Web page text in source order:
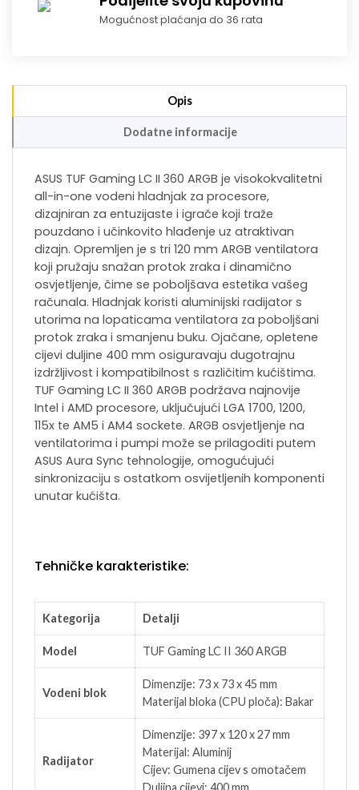
Mogućnost plaćanja do 36 rata
Opis
Dodatne informacije
ASUS TUF Gaming LC II 360 ARGB je visokokvalitetni
all-in-one vodeni hladnjak za procesore,
dizajniran za entuzijaste i igrače koji traže
pouzdano i učinkovito hlađenje uz atraktivan
dizajn. Opremljen je s tri 120 mm ARGB ventilatora
koji pružaju snažan protok zraka i dinamično
osvjetljenje, čime se poboljšava estetika vašeg
računala. Hladnjak koristi aluminijski radijator s
utorima na lopaticama ventilatora za poboljšani
protok zraka i smanjenu buku. Ojačane, opletene
cijevi duljine 400 mm osiguravaju dugotrajnu
izdržljivost i kompatibilnost s različitim kućištima.
TUF Gaming LC II 360 ARGB podržava najnovije
Intel i AMD procesore, uključujući LGA 1700, 1200,
115x te AM5 i AM4 sockete. ARGB osvjetljenje na
ventilatorima i pumpi može se prilagoditi putem
ASUS Aura Sync tehnologije, omogućujući
sinkronizaciju s ostatkom osvijetljenih komponenti
unutar kućišta.
Tehničke karakteristike:
Kategorija Detalji
Model TUF Gaming LC II 360 ARGB
Vodeni blok
Dimenzije: 73 x 73 x 45 mm
Materijal bloka (CPU ploča): Bakar
Radijator
Dimenzije: 397 x 120 x 27 mm
Materijal: Aluminij
Cijev: Gumena cijev s omotačem
Duljina cijevi: 400 mm